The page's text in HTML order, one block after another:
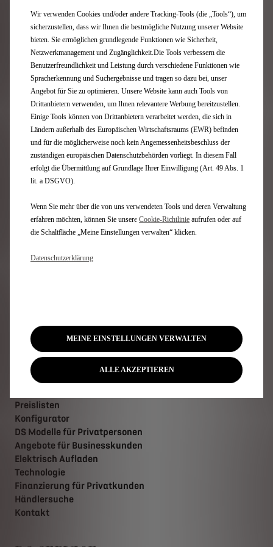
ABSENDEN
Limousinen
Limited Editions
Quick links
Preislisten
Konfigurator
DS Modelle für Privatpersonen
Angebote für Businesskunden
Elektrisch Aufladen
Technologie
Finanzierung für Privatkunden
Händlersuche
Kontakt
Wir verwenden Cookies und/oder andere Tracking-Tools (die „Tools“), um
sicherzustellen, dass wir Ihnen die bestmögliche Nutzung unserer Website
bieten. Sie ermöglichen grundlegende Funktionen wie Sicherheit,
Netzwerkmanagement und Zugänglichkeit.Die Tools verbessern die
Benutzerfreundlichkeit und Leistung durch verschiedene Funktionen wie
Spracherkennung und Suchergebnisse und tragen so dazu bei, unser
Angebot für Sie zu optimieren. Unsere Website kann auch Tools von
Drittanbietern verwenden, um Ihnen relevantere Werbung bereitzustellen.
Einige Tools können von Drittanbietern verarbeitet werden, die sich in
Ländern außerhalb des Europäischen Wirtschaftsraums (EWR) befinden
und für die möglicherweise noch kein Angemessenheitsbeschluss der
zuständigen europäischen Datenschutzbehörden vorliegt. In diesem Fall
erfolgt die Übermittlung auf Grundlage Ihrer Einwilligung (Art. 49 Abs. 1
lit. a DSGVO).
Wenn Sie mehr über die von uns verwendeten Tools und deren Verwaltung
erfahren möchten, können Sie unsere Cookie‑Richtlinie aufrufen oder auf
die Schaltfläche „Meine Einstellungen verwalten“ klicken.
Datenschutzerklärung
MEINE EINSTELLUNGEN VERWALTEN
ALLE AKZEPTIEREN